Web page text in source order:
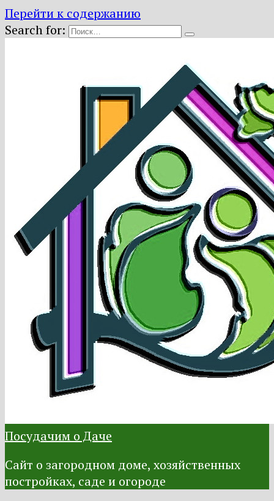
Перейти к содержанию
Search for:
Посудачим о Даче
Сайт о загородном доме, хозяйственных
постройках, саде и огороде